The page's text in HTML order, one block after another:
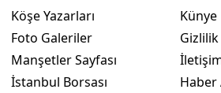
Köşe Yazarları
Foto Galeriler
Manşetler Sayfası
İstanbul Borsası
Künye
Gizlilik
Haber